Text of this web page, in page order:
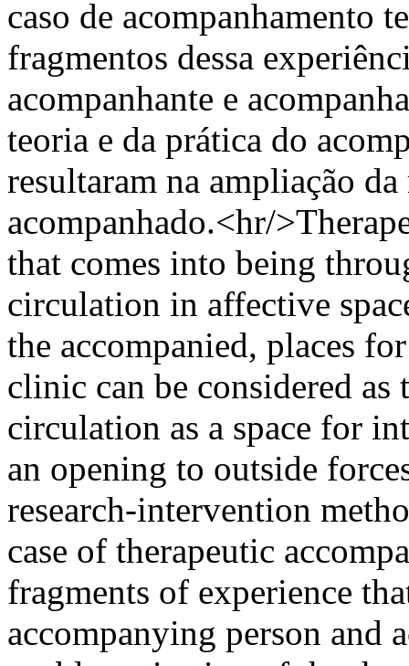
caso de acompanhamento
fragmentos dessa
acompanhante e
teoria e da prática do
resultaram na ampliação
acompanhado.<hr/
that comes into being
circulation in affective
the accompanied, places
clinic can be considered as
circulation as a space for
an opening to outside
research-intervention
case of therapeutic
fragments of experience
accompanying person and